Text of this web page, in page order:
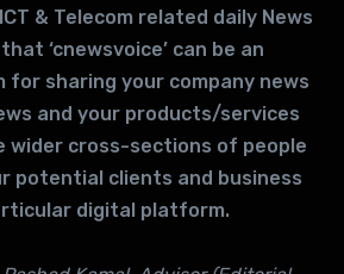
& Telecom related daily News
‘cnewsvoice’ can be an
sharing your company news
and your products/services
cross-sections of people
potential clients and business
digital platform.